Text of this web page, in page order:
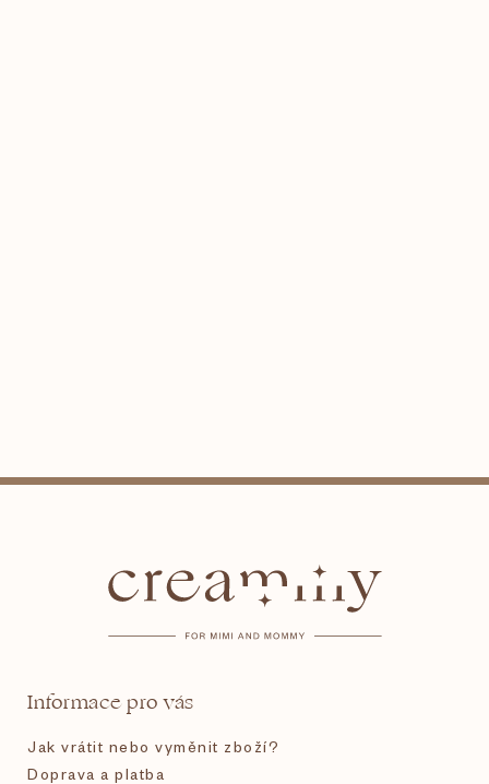
Informace pro vás
Jak vrátit nebo vyměnit zboží?
Doprava a platba